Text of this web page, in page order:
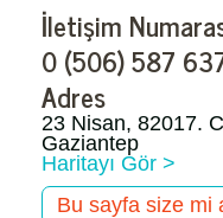
İletişim
0 (506) 587
Adres
23 Nisan, 82017.
Gaziantep
Haritayı Gör >
Bu sayfa size mi